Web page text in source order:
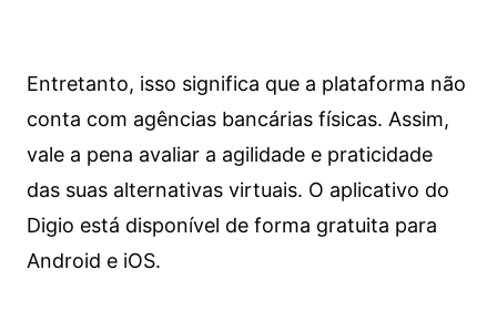
Entretanto, isso significa que a plataforma não
conta com agências bancárias físicas. Assim,
vale a pena avaliar a agilidade e praticidade
das suas alternativas virtuais. O aplicativo do
Digio está disponível de forma gratuita para
Android e iOS.